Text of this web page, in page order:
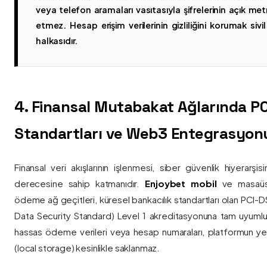
veya telefon aramaları vasıtasıyla şifrelerinin açık
etmez. Hesap erişim verilerinin gizliliğini korumak
halkasıdır.
4. Finansal Mutabakat Ağlarında
Standartları ve Web3
Finansal veri akışlarının işlenmesi, siber güvenlik
derecesine sahip katmanıdır. Enjoybet mobil ve
ödeme ağ geçitleri, küresel bankacılık standartları olan PCI-
Data Security Standard) Level 1 akreditasyonuna tam
hassas ödeme verileri veya hesap numaraları, platformun
(local storage) kesinlikle saklanmaz.